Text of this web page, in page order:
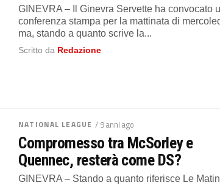
GINEVRA – Il Ginevra Servette ha convocato
conferenza stampa per la mattinata di
ma, stando a quanto scrive la...
Scritto da Redazione
NATIONAL LEAGUE / 9 anni ago
Compromesso tra McSorley e
Quennec, resterà come DS?
GINEVRA – Stando a quanto riferisce Le